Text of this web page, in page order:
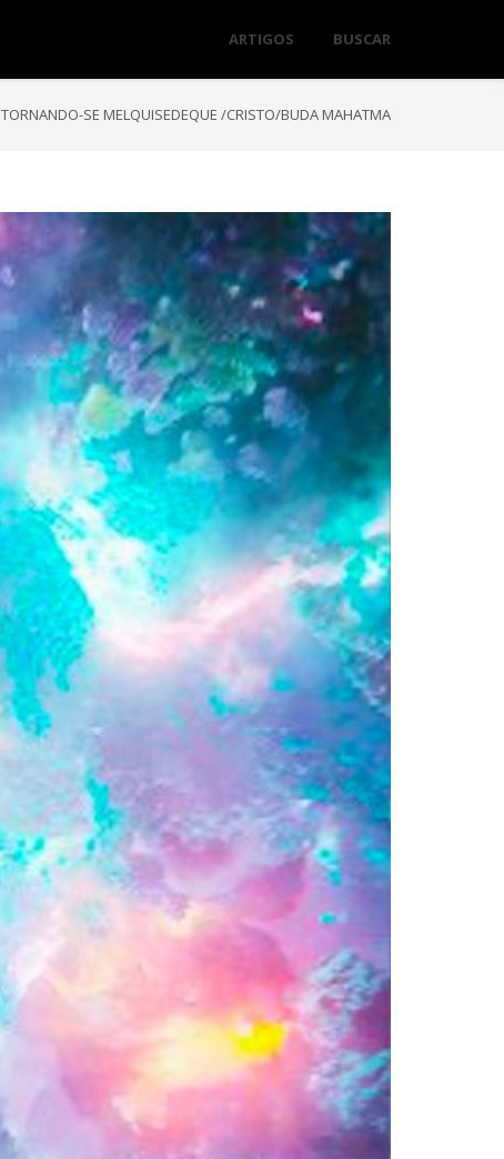
ARTIGOS BUSCAR
TORNANDO-SE MELQUISEDEQUE /CRISTO/BUDA MAHATMA